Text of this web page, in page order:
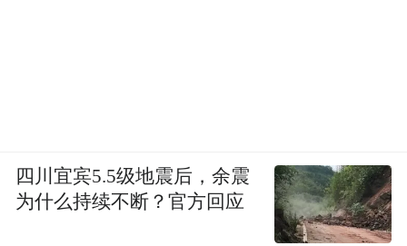
四川宜宾5.5级地震后，余震
为什么持续不断？官方回应